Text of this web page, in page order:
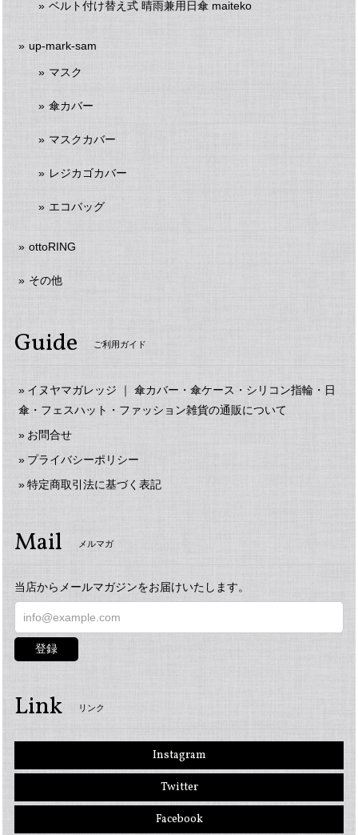
ベルト付け替え式 晴雨兼用日傘 maiteko
up-mark-sam
マスク
傘カバー
マスクカバー
レジカゴカバー
エコバッグ
ottoRING
その他
Guide ご利用ガイド
イヌヤマガレッジ ｜ 傘カバー・傘ケース・シリコン指輪・日
傘・フェスハット・ファッション雑貨の通販について
お問合せ
プライバシーポリシー
特定商取引法に基づく表記
Mail メルマガ
当店からメールマガジンをお届けいたします。
登録
Link リンク
Instagram
Twitter
Facebook